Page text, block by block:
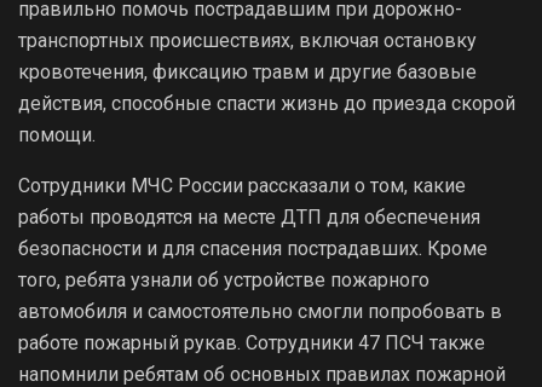
правильно помочь пострадавшим при дорожно-
транспортных происшествиях, включая остановку
кровотечения, фиксацию травм и другие базовые
действия, способные спасти жизнь до приезда скорой
помощи.
Сотрудники МЧС России рассказали о том, какие
работы проводятся на месте ДТП для обеспечения
безопасности и для спасения пострадавших. Кроме
того, ребята узнали об устройстве пожарного
автомобиля и самостоятельно смогли попробовать в
работе пожарный рукав. Сотрудники 47 ПСЧ также
напомнили ребятам об основных правилах пожарной